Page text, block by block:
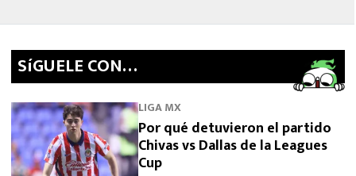
SíGUELE CON…
LIGA MX
Por qué detuvieron el partido
Chivas vs Dallas de la Leagues
Cup